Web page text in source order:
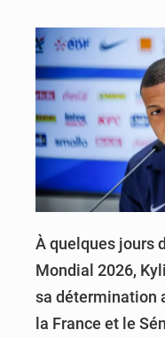
À quelques jours
Mondial 2026,
sa détermination
la France et le